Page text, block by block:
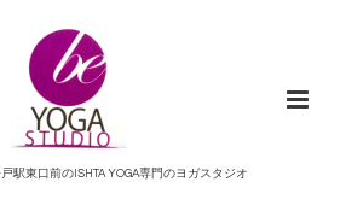
駅東口前のISHTA YOGA専門のヨガスタジオ